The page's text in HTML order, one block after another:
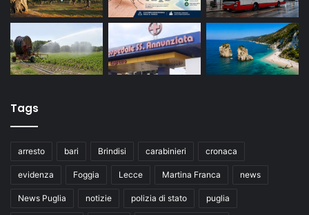
Tags
arresto bari Brindisi carabinieri cronaca
evidenza Foggia Lecce Martina Franca news
News Puglia notizie polizia di stato puglia